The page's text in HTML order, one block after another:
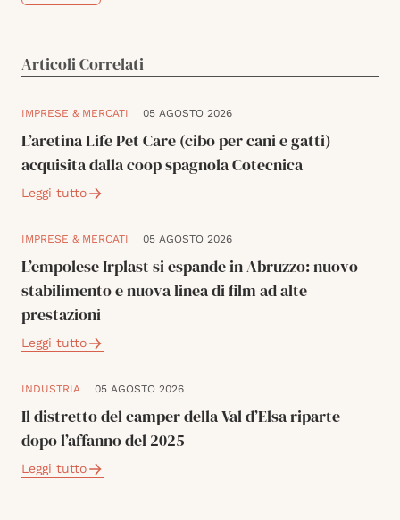
Articoli Correlati
IMPRESE & MERCATI 05 AGOSTO 2026
L’aretina Life Pet Care (cibo per cani e gatti)
acquisita dalla coop spagnola Cotecnica
Leggi tutto
IMPRESE & MERCATI 05 AGOSTO 2026
L’empolese Irplast si espande in Abruzzo: nuovo
stabilimento e nuova linea di film ad alte
prestazioni
Leggi tutto
INDUSTRIA 05 AGOSTO 2026
Il distretto del camper della Val d’Elsa riparte
dopo l’affanno del 2025
Leggi tutto